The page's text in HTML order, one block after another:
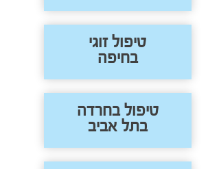
טיפול זוגי
בחיפה
טיפול בחרדה
בתל אביב